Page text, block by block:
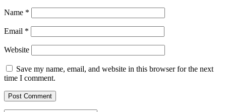
Name *
Email *
Website
Save my name, email, and website in this browser for the next
time I comment.